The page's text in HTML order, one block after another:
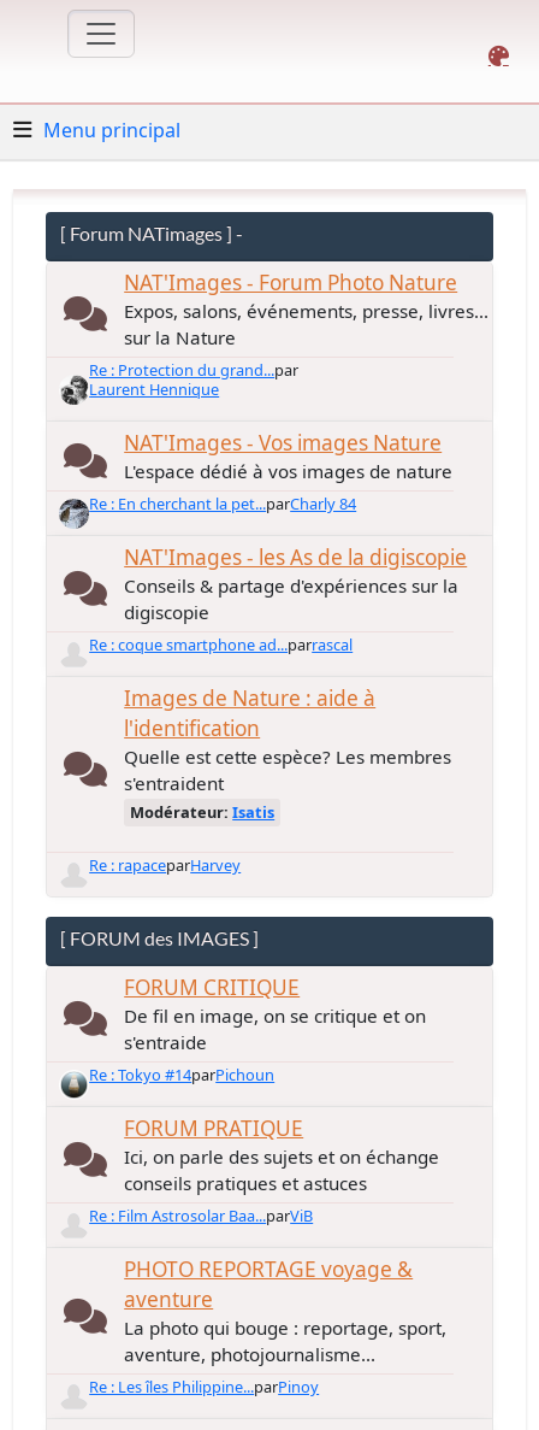
Menu principal
[ Forum NATimages ] -
NAT'Images - Forum Photo Nature
Expos, salons, événements, presse, livres...
sur la Nature
Re : Protection du grand...par
Laurent Hennique
NAT'Images - Vos images Nature
L'espace dédié à vos images de nature
Re : En cherchant la pet...parCharly 84
NAT'Images - les As de la digiscopie
Conseils & partage d'expériences sur la
digiscopie
Re : coque smartphone ad...parrascal
Images de Nature : aide à
l'identification
Quelle est cette espèce? Les membres
s'entraident
Modérateur:Isatis
Re : rapaceparHarvey
[ FORUM des IMAGES ]
FORUM CRITIQUE
De fil en image, on se critique et on
s'entraide
Re : Tokyo #14parPichoun
FORUM PRATIQUE
Ici, on parle des sujets et on échange
conseils pratiques et astuces
Re : Film Astrosolar Baa...parViB
PHOTO REPORTAGE voyage &
aventure
La photo qui bouge : reportage, sport,
aventure, photojournalisme...
Re : Les îles Philippine...parPinoy